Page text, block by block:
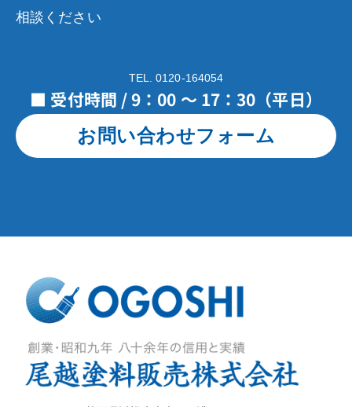
相談ください
TEL. 0120-164054
■ 受付時間 / 9：00 ～ 17：30（平日）
お問い合わせフォーム